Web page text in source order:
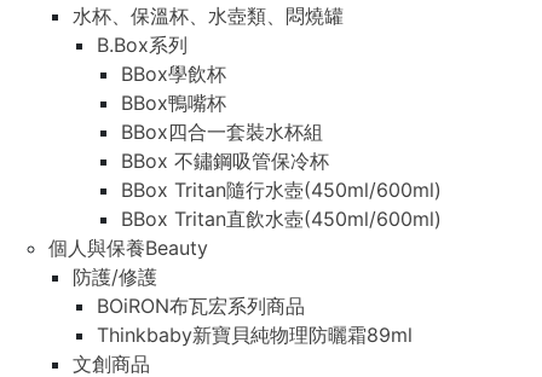
水杯、保溫杯、水壺類、悶燒罐
B.Box系列
BBox學飲杯
BBox鴨嘴杯
BBox四合一套裝水杯組
BBox 不鏽鋼吸管保冷杯
BBox Tritan隨行水壺(450ml/600ml)
BBox Tritan直飲水壺(450ml/600ml)
個人與保養Beauty
防護/修護
BOiRON布瓦宏系列商品
Thinkbaby新寶貝純物理防曬霜89ml
文創商品